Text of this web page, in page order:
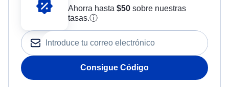
Ahorra hasta $50sobre nuestras
tasas.ⓘ
Consigue Código